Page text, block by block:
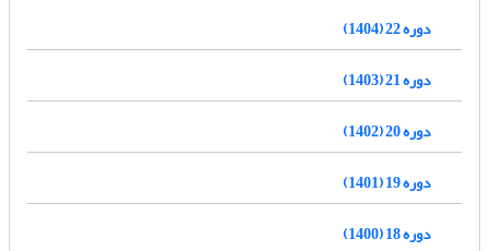
دوره 22 (1404)
دوره 21 (1403)
دوره 20 (1402)
دوره 19 (1401)
دوره 18 (1400)